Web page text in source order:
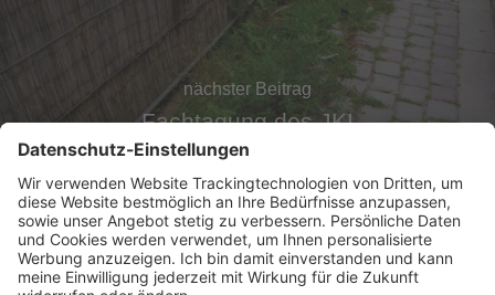
nächster Beitrag
Fachtagung des JKI